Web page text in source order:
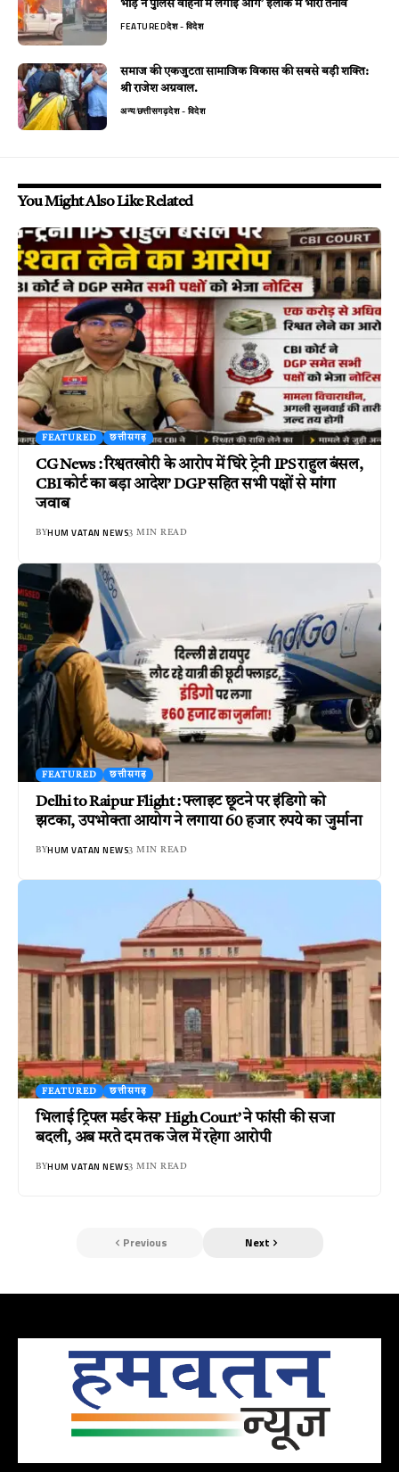
भीड़ ने पुलिस वाहनों में लगाई आग’ इलाके में भारी तनाव
FEATUREDदेश - विदेश
समाज की एकजुटता सामाजिक विकास की सबसे बड़ी शक्ति:
श्री राजेश अग्रवाल.
अन्यछत्तीसगढ़देश - विदेश
You Might Also Like Related
FEATURED छत्तीसगढ़
CG News : रिश्वतखोरी के आरोप में घिरे ट्रेनी IPS राहुल बंसल,
CBI कोर्ट का बड़ा आदेश’ DGP सहित सभी पक्षों से मांगा
जवाब
BYHUM VATAN NEWS3 MIN READ
FEATURED छत्तीसगढ़
Delhi to Raipur Flight : फ्लाइट छूटने पर इंडिगो को
झटका, उपभोक्ता आयोग ने लगाया 60 हजार रुपये का जुर्माना
BYHUM VATAN NEWS3 MIN READ
FEATURED छत्तीसगढ़
भिलाई ट्रिपल मर्डर केस’ High Court’ ने फांसी की सजा
बदली, अब मरते दम तक जेल में रहेगा आरोपी
BYHUM VATAN NEWS3 MIN READ
Previous Next